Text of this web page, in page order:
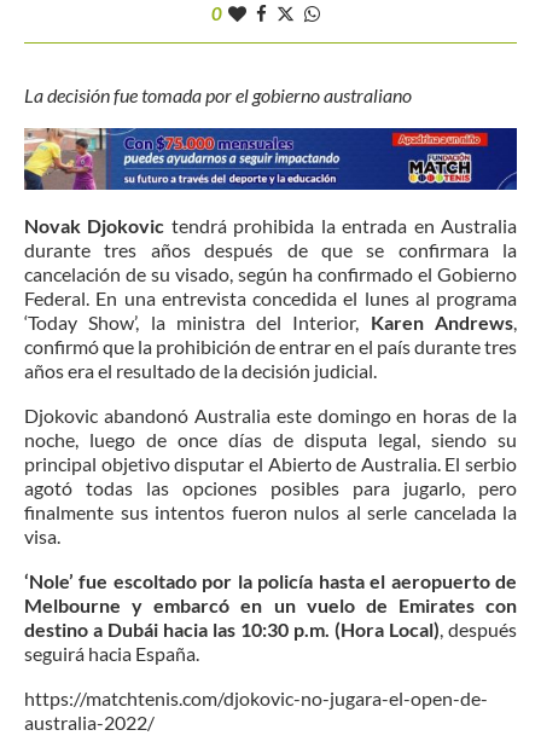
0
La decisión fue tomada por el gobierno australiano
Novak Djokovic tendrá prohibida la entrada en Australia
durante tres años después de que se confirmara la
cancelación de su visado, según ha confirmado el Gobierno
Federal. En una entrevista concedida el lunes al programa
‘Today Show’, la ministra del Interior, Karen Andrews
confirmó que la prohibición de entrar en el país durante tres
años era el resultado de la decisión judicial.
Djokovic abandonó Australia este domingo en horas de la
noche, luego de once días de disputa legal, siendo su
principal objetivo disputar el Abierto de Australia. El serbio
agotó todas las opciones posibles para jugarlo, pero
finalmente sus intentos fueron nulos al serle cancelada la
visa.
‘Nole’ fue escoltado por la policía hasta el aeropuerto de
Melbourne y embarcó en un vuelo de Emirates con
destino a Dubái hacia las 10:30 p.m. (Hora Local) , después
seguirá hacia España.
https://matchtenis.com/djokovic-no-jugara-el-open-de-
australia-2022/